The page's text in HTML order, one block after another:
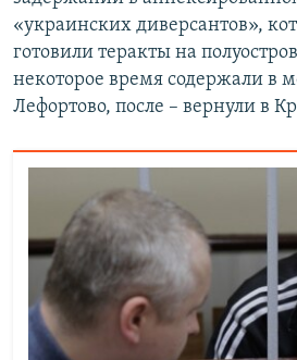
«украинских диверсантов»,
готовили теракты на
некоторое время содержали в
Лефортово, после – вернули в